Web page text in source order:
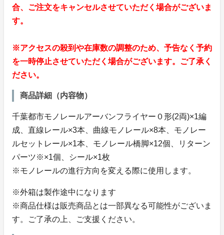
合、ご注文をキャンセルさせていただく場合がございま
す。
※アクセスの殺到や在庫数の調整のため、予告なく予約
を一時停止させていただく場合がございます。ご了承く
ださい。
商品詳細（内容物）
千葉都市モノレールアーバンフライヤー０形(2両)×1編
成、直線レール×3本、曲線モノレール×8本、モノレー
ルセットレール×1本、モノレール橋脚×12個、リターン
パーツ※×1個、シール×1枚
※モノレールの進行方向を変える際に使用します。
※外箱は製作途中になります
※商品仕様は販売商品とは一部異なる可能性がございま
す。ご了承の上、ご支援ください。